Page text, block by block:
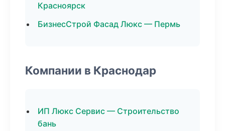
Красноярск
БизнесСтрой Фасад Люкс — Пермь
Компании в Краснодар
ИП Люкс Сервис — Строительство
бань